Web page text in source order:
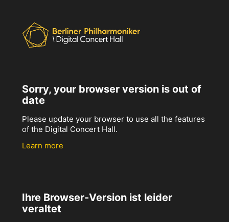
Sorry, your browser version is out of
date
Please update your browser to use all the features
of the Digital Concert Hall.
Learn more
Ihre Browser-Version ist leider
veraltet